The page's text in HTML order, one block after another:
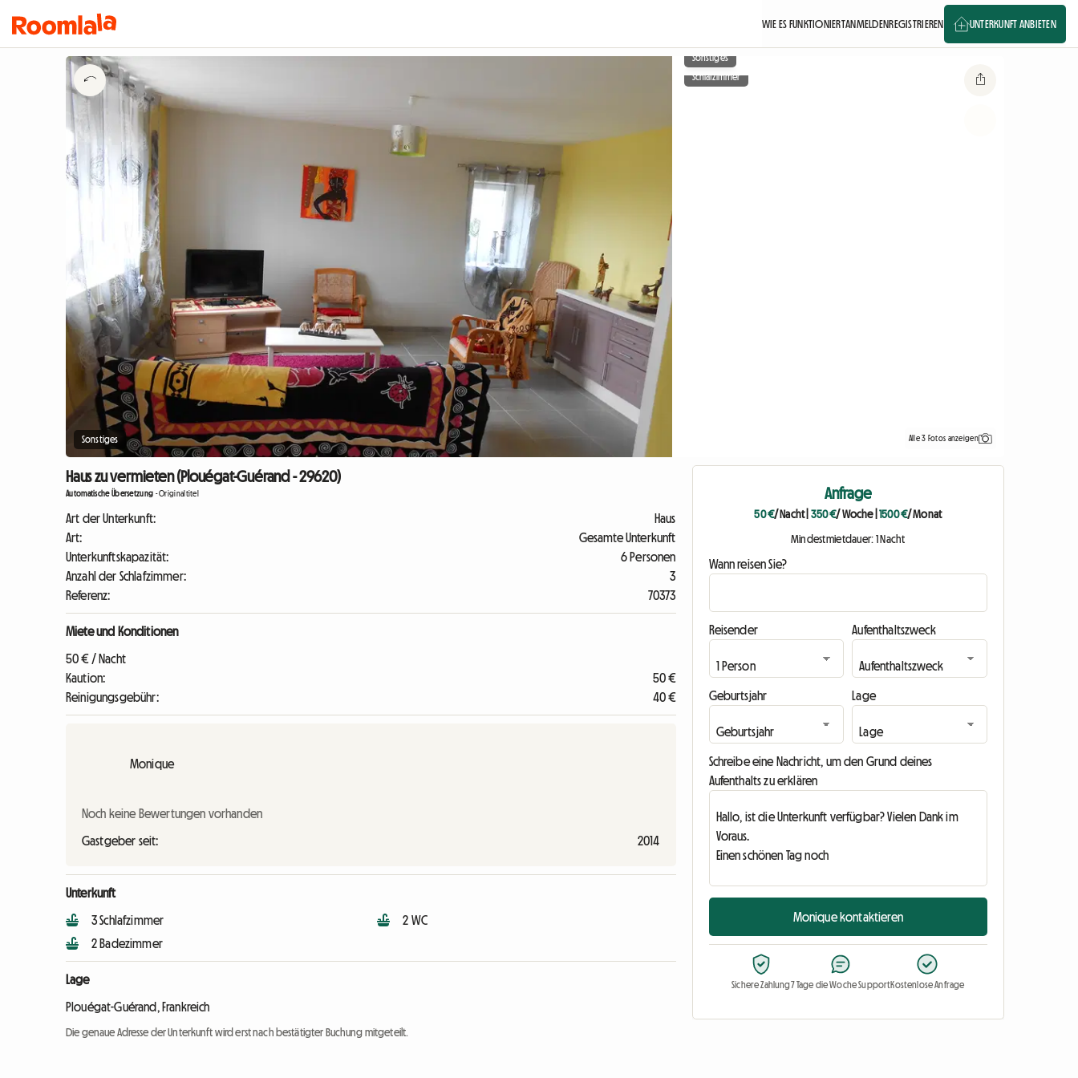
WIE ES FUNKTIONIERTANMELDENREGISTRIEREN UNTERKUNFT ANBIETEN
Sonstiges
Sonstiges
Schlafzimmer
Alle 3 Fotos anzeigen
Haus zu vermieten (Plouégat-Guérand - 29620)
Automatische Übersetzung -Originaltitel
Art der Unterkunft:
Haus
Art:
Gesamte Unterkunft
Unterkunftskapazität:
6 Personen
Anzahl der Schlafzimmer:
3
Referenz:
70373
Miete und Konditionen
50 € / Nacht
Kaution:
50 €
Reinigungsgebühr:
40 €
Monique
Noch keine Bewertungen vorhanden
Gastgeber seit: 2014
Unterkunft
3 Schlafzimmer
2 Badezimmer
2 WC
Lage
Plouégat-Guérand, Frankreich
Die genaue Adresse der Unterkunft wird erst nach bestätigter Buchung mitgeteilt.
Anfrage
50 €/ Nacht| 350 €/ Woche|1500 €/ Monat
Mindestmietdauer: 1 Nacht
Wann reisen Sie?
Reisender Aufenthaltszweck
Geburtsjahr Lage
Schreibe eine Nachricht, um den Grund deines
Aufenthalts zu erklären
Monique kontaktieren
Sichere Zahlung7 Tage die Woche SupportKostenlose Anfrage